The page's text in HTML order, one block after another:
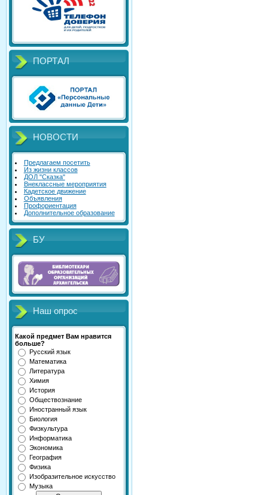
ПОРТАЛ
НОВОСТИ
Предлагаем посетить
Из жизни классов
ДОЛ "Сказка"
Внеклассные мероприятия
Кадетское движение
Объявления
Профориентация
Дополнительное образование
БУ
Наш опрос
Какой предмет Вам нравится
больше?
Русский язык
Математика
Литература
Химия
История
Обществознание
Иностранный язык
Биология
Физкультура
Информатика
Экономика
География
Физика
Изобразительное искусство
Музыка